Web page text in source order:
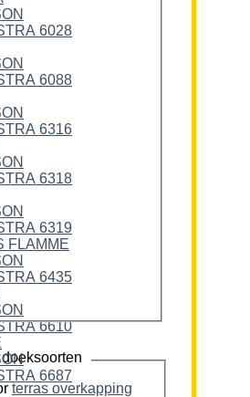
terras overkapping